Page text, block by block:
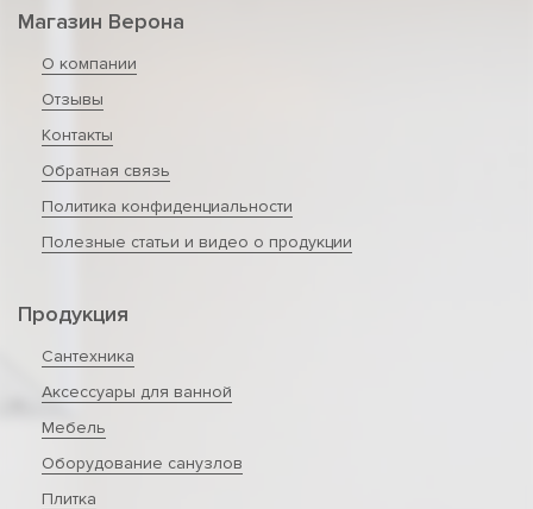
Магазин Верона
О компании
Отзывы
Контакты
Обратная связь
Политика конфиденциальности
Полезные статьи и видео о продукции
Продукция
Сантехника
Аксессуары для ванной
Мебель
Оборудование санузлов
Плитка